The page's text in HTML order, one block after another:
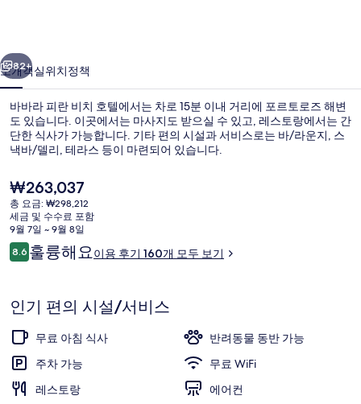
호
텔
의
사
갤
러
리
다음
82+
소개객실위치정책
바바라 피란 비치 호텔에서는 차로 15분 이내 거리에 포르토로즈 해변
도 있습니다. 이곳에서는 마사지도 받으실 수 있고, 레스토랑에서는 간
단한 식사가 가능합니다. 기타 편의 시설과 서비스로는 바/라운지, 스
낵바/델리, 테라스 등이 마련되어 있습니다.
현
재
가
격
은
₩263,037
₩263,037
총 요금: ₩298,212
세금 및 수수료 포함
9월 7일 ~ 9월 8일
이
용
기
8.610점 만점 중 8.6점.
훌륭해요이용 후기 160개 모두 보기
인기 편의 시설/서비스
무료 아침 식사
반려동물 동반 가능
주차 가능
무료 WiFi
레스토랑
에어컨